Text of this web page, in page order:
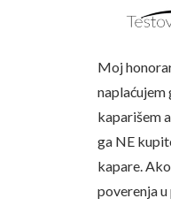
Moj
naplaćujem
kaparišem
ga NE
kapare.
poverenja